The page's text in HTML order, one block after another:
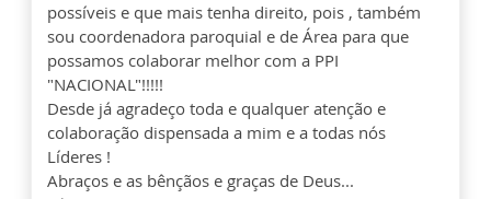
possíveis e que mais tenha direito, pois , também
sou coordenadora paroquial e de Área para que
possamos colaborar melhor com a PPI
"NACIONAL"!!!!!
Desde já agradeço toda e qualquer atenção e
colaboração dispensada a mim e a todas nós
Líderes !
Abraços e as bênçãos e graças de Deus...